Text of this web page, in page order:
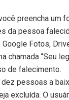
preencha um
da pessoa
Google Fotos,
chamada “Seu
de falecimento.
pessoas a
excluída. O